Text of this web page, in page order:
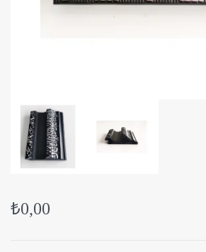
₺0,00